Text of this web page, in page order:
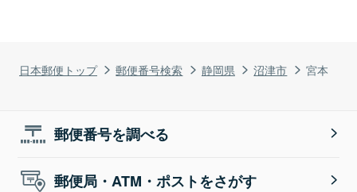
日本郵便トップ 郵便番号検索 静岡県 沼津市 宮本
郵便番号を調べる
郵便局・ATM・ポストをさがす